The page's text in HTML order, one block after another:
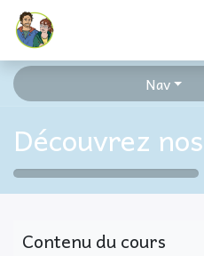
Se rendre au contenu
Nav
Découvrez
Contenu du cours